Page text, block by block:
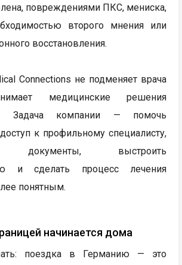
повреждениями ПКС, мениска,
второго мнения или
восстановления.
Connections не подменяет врача
медицинские решения
Задача компании — помочь
к профильному специалисту,
документы, выстроить
и сделать процесс лечения
понятным.
начинается дома
поездка в Германию — это